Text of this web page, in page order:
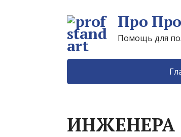
Про
Помощь для
ИНЖЕНЕРА